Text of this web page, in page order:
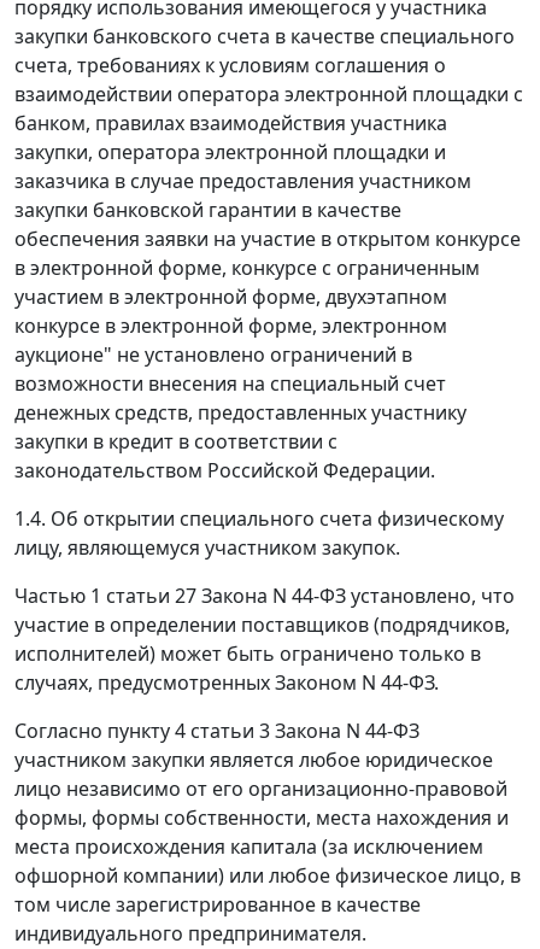
порядку использования имеющегося у участника
закупки банковского счета в качестве специального
счета, требованиях к условиям соглашения о
взаимодействии оператора электронной площадки с
банком, правилах взаимодействия участника
закупки, оператора электронной площадки и
заказчика в случае предоставления участником
закупки банковской гарантии в качестве
обеспечения заявки на участие в открытом конкурсе
в электронной форме, конкурсе с ограниченным
участием в электронной форме, двухэтапном
конкурсе в электронной форме, электронном
аукционе" не установлено ограничений в
возможности внесения на специальный счет
денежных средств, предоставленных участнику
закупки в кредит в соответствии с
законодательством Российской Федерации.
1.4. Об открытии специального счета физическому
лицу, являющемуся участником закупок.
Частью 1 статьи 27 Закона N 44-ФЗ установлено, что
участие в определении поставщиков (подрядчиков,
исполнителей) может быть ограничено только в
случаях, предусмотренных Законом N 44-ФЗ.
Согласно пункту 4 статьи 3 Закона N 44-ФЗ
участником закупки является любое юридическое
лицо независимо от его организационно-правовой
формы, формы собственности, места нахождения и
места происхождения капитала (за исключением
офшорной компании) или любое физическое лицо, в
том числе зарегистрированное в качестве
индивидуального предпринимателя.